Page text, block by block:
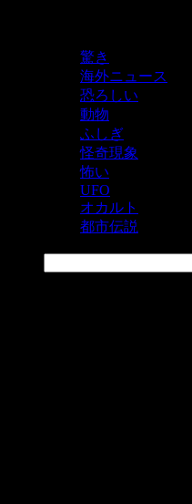
驚き
海外ニュース
恐ろしい
動物
ふしぎ
怪奇現象
怖い
UFO
オカルト
都市伝説